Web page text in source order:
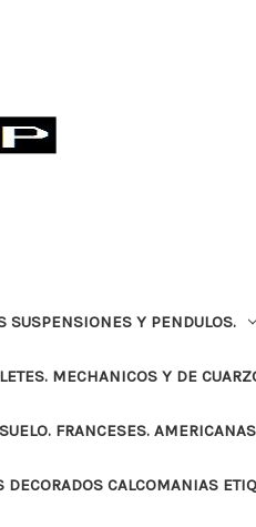
SUSPENSIONES Y PENDULOS.
MECHANICOS Y DE
FRANCESES. AMERICANAS
CALCOMANIAS